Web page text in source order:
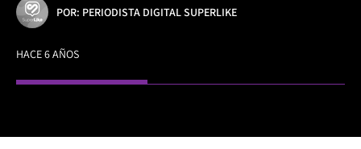
POR: PERIODISTA DIGITAL SUPERLIKE
HACE 6 AÑOS